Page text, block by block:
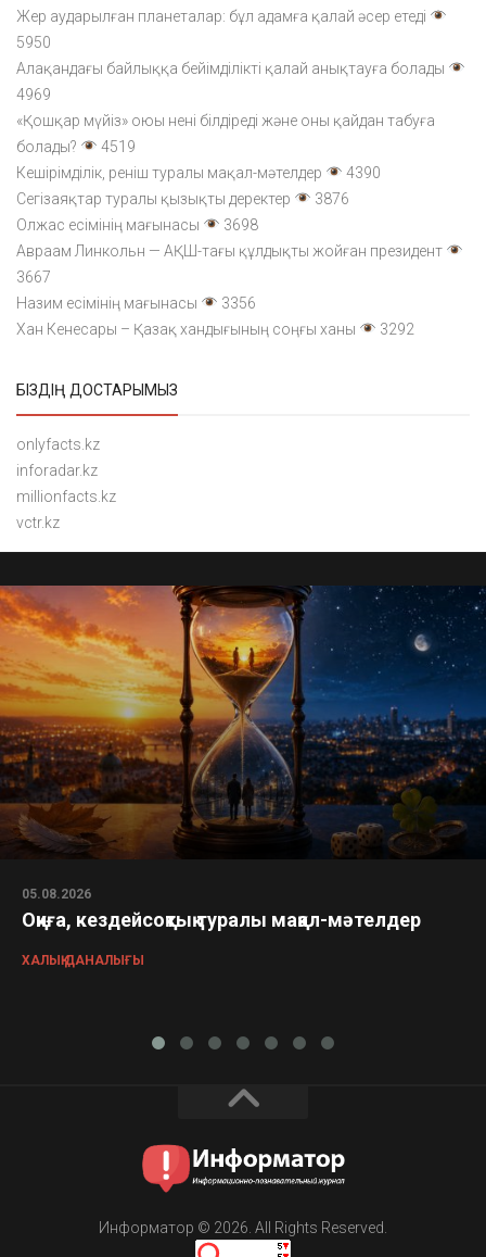
Жер аударылған планеталар: бұл адамға қалай әсер етеді
5950
Алақандағы байлыққа бейімділікті қалай анықтауға болады
4969
«Қошқар мүйіз» оюы нені білдіреді және оны қайдан табуға
болады?
4519
Кешірімділік, реніш туралы мақал-мәтелдер
4390
Сегізаяқтар туралы қызықты деректер
3876
Олжас есімінің мағынасы
3698
Авраам Линкольн — АҚШ-тағы құлдықты жойған президент
3667
Назим есімінің мағынасы
3356
Хан Кенесары – Қазақ хандығының соңғы ханы
3292
БІЗДІҢ ДОСТАРЫМЫЗ
onlyfacts.kz
inforadar.kz
millionfacts.kz
vctr.kz
05.08.2026
Оқиға, кездейсоқтық туралы мақал-мәтелдер
ХАЛЫҚ ДАНАЛЫҒЫ
Информатор © 2026. All Rights Reserved.